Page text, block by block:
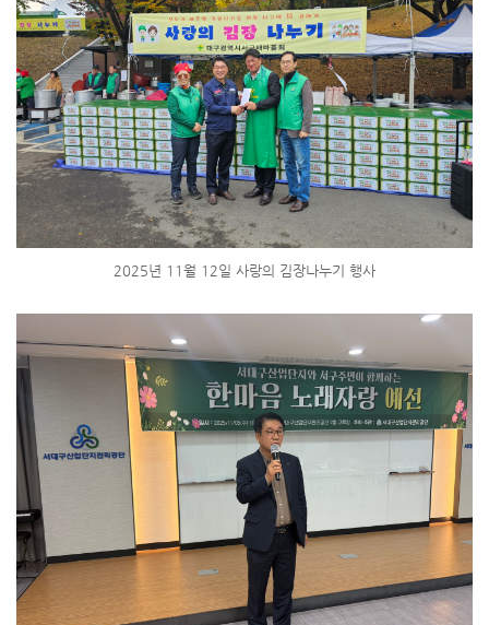
2025년 11월 12일 사랑의 김장나누기 행사